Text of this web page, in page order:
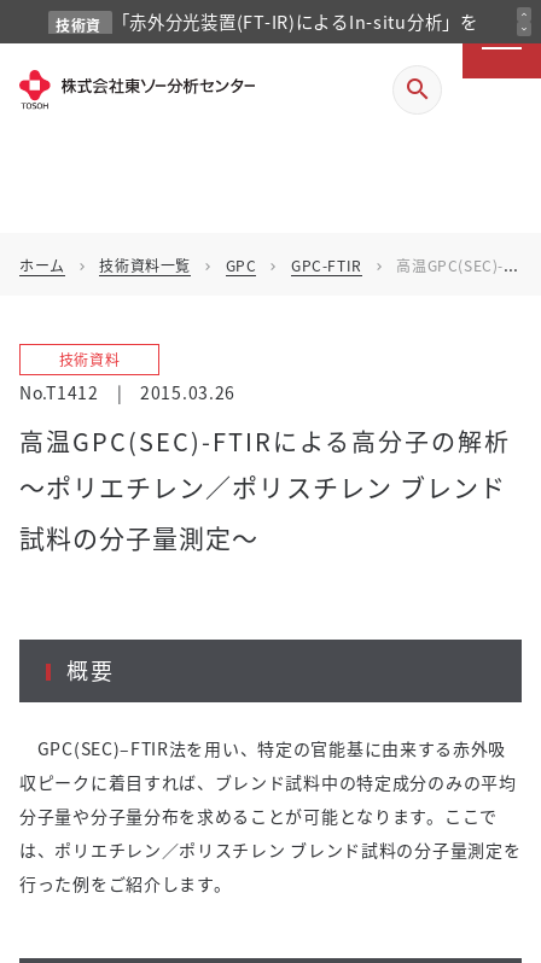
技術資 「赤外分光装置(FT-IR)によるIn-situ分析」を
expand_less
expand_more
search
ホーム chevron_right 技術資料一覧 chevron_right GPC chevron_right GPC-FTIR chevron_right 高温GPC(SEC)-FTIRによる高分子の解析
技術資料
No.T1412 | 2015.03.26
高温GPC(SEC)-FTIRによる高分子の解析
～ポリエチレン／ポリスチレン ブレンド
試料の分子量測定～
概要
GPC(SEC)–FTIR法を用い、特定の官能基に由来する赤外吸
収ピークに着目すれば、ブレンド試料中の特定成分のみの平均
分子量や分子量分布を求めることが可能となります。ここで
は、ポリエチレン／ポリスチレン ブレンド試料の分子量測定を
行った例をご紹介します。